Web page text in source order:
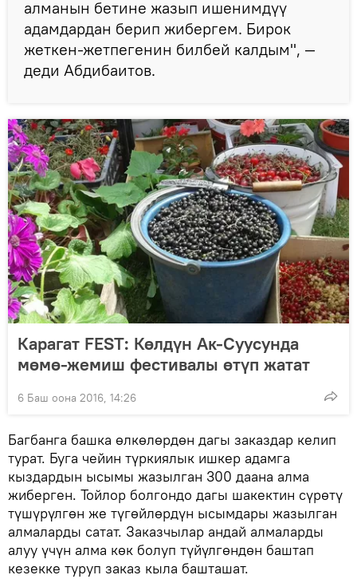
алманын бетине жазып ишенимдүү
адамдардан берип жибергем. Бирок
жеткен-жетпегенин билбей калдым", —
деди Абдибаитов.
Карагат FEST: Көлдүн Ак-Суусунда
мөмө-жемиш фестивалы өтүп жатат
6 Баш оона 2016, 14:26
Багбанга башка өлкөлөрдөн дагы заказдар келип
турат. Буга чейин түркиялык ишкер адамга
кыздардын ысымы жазылган 300 даана алма
жиберген. Тойлор болгондо дагы шакектин сүрөтү
түшүрүлгөн же түгөйлөрдүн ысымдары жазылган
алмаларды сатат. Заказчылар андай алмаларды
алуу үчүн алма көк болуп түйүлгөндөн баштап
кезекке туруп заказ кыла башташат.